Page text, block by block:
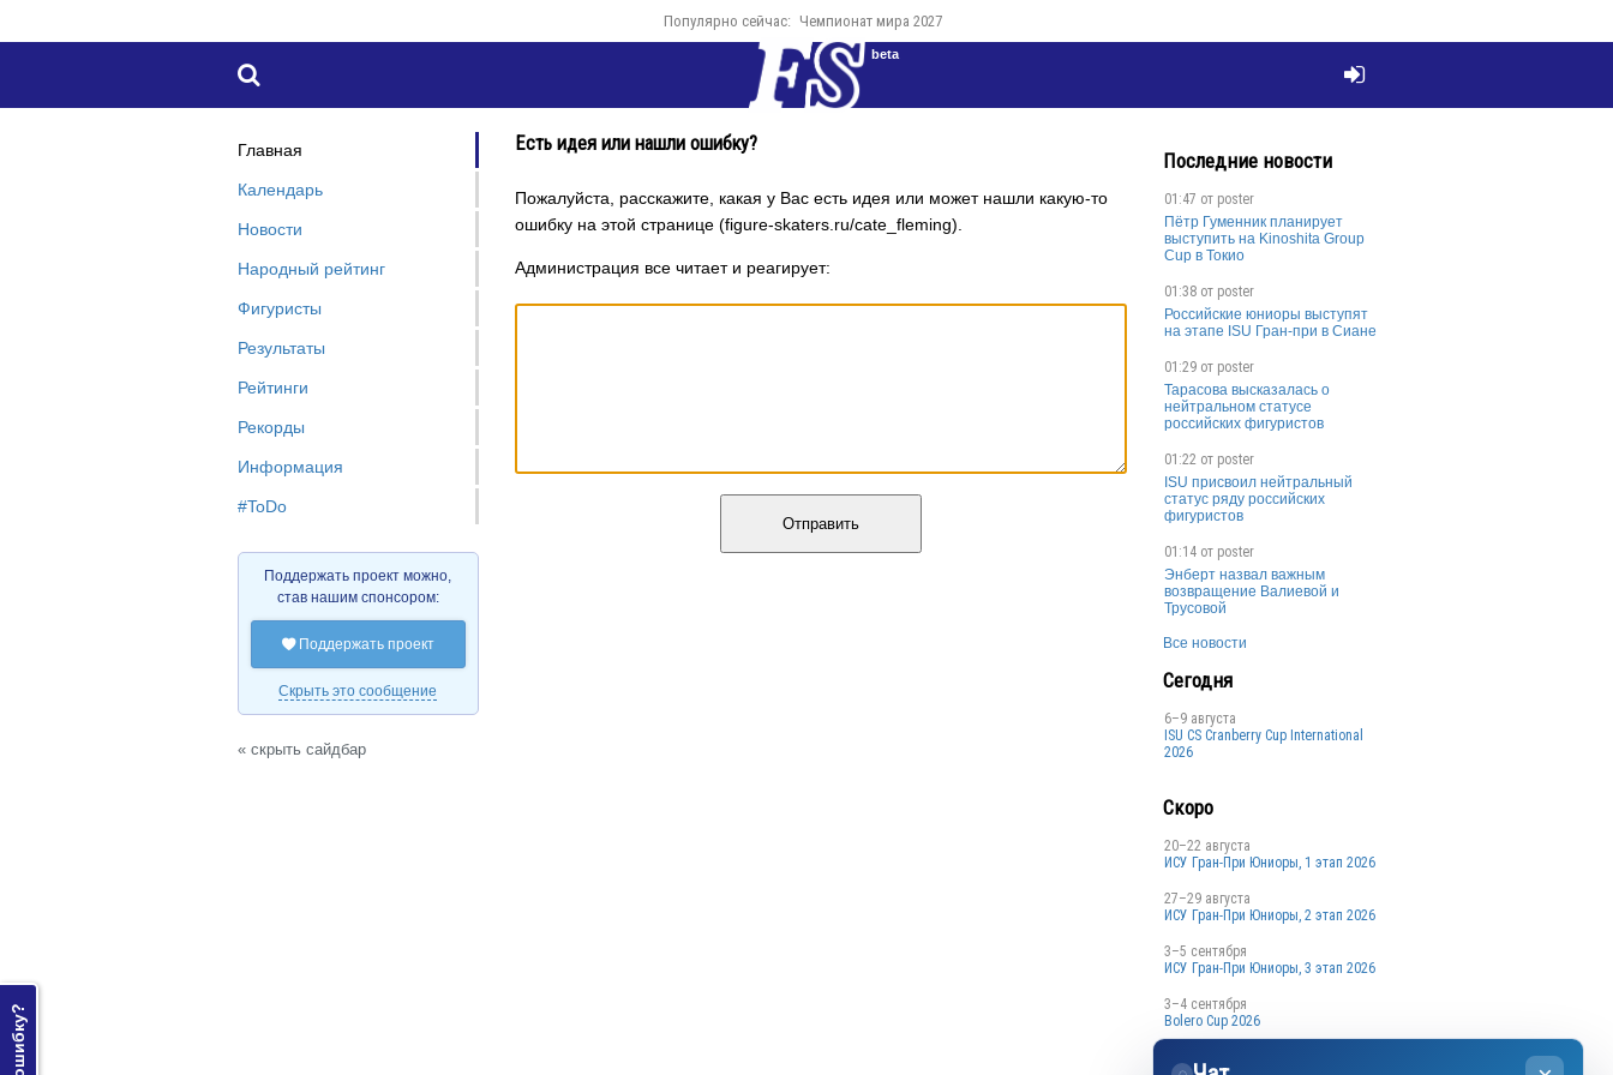
Популярно сейчас: Чемпионат мира 2027
 
beta
Есть идея или нашли ошибку?
Пожалуйста, расскажите, какая у Вас есть идея или может нашли какую-то
ошибку на этой странице (figure-skaters.ru/cate_fleming).
Администрация все читает и реагирует:
Отправить
Главная
Календарь
Новости
Народный рейтинг
Фигуристы
Результаты
Рейтинги
Рекорды
Информация
#ToDo
Поддержать проект можно,
став нашим спонсором:
Поддержать проект
Скрыть это сообщение
« скрыть сайдбар
Последние новости
01:47 от poster
Пётр Гуменник планирует
выступить на Kinoshita Group
Cup в Токио
01:38 от poster
Российские юниоры выступят
на этапе ISU Гран-при в Сиане
01:29 от poster
Тарасова высказалась о
нейтральном статусе
российских фигуристов
01:22 от poster
ISU присвоил нейтральный
статус ряду российских
фигуристов
01:14 от poster
Энберт назвал важным
возвращение Валиевой и
Трусовой
Все новости
Сегодня
6–9 августа
ISU CS Cranberry Cup International
2026
Скоро
20–22 августа
ИСУ Гран-При Юниоры, 1 этап 2026
27–29 августа
ИСУ Гран-При Юниоры, 2 этап 2026
3–5 сентября
ИСУ Гран-При Юниоры, 3 этап 2026
3–4 сентября
Bolero Cup 2026